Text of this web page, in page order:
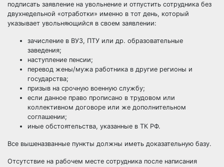
подписать заявление на увольнение и отпустить сотрудника без
двухнедельной «отработки» именно в тот день, который
указывает увольняющийся в своем заявлении:
зачисление в ВУЗ, ПТУ или др. образовательные
заведения;
наступление пенсии;
перевод жены/мужа работника в другие регионы и
государства;
призыв на срочную военную службу;
если данное право прописано в трудовом или
коллективном договоре или же дополнительном
соглашении;
иные обстоятельства, указанные в ТК РФ.
Все вышеназванные пункты должны иметь доказательную базу.
Отсутствие на рабочем месте сотрудника после написания